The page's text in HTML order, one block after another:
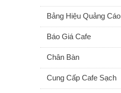
Bảng Hiệu Quảng Cáo
Báo Giá Cafe
Chân Bàn
Cung Cấp Cafe Sạch